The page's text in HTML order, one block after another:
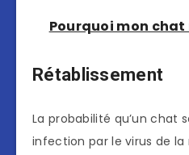
Pourquoi mon
Rétablissement
La probabilité qu’un chat
infection par le virus de la